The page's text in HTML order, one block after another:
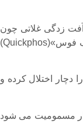
زدگی غلاتی چون
برنج استفاده می شود، به نام های تجاری مختلفی همچون «کوئیک فوس»(Quickphos)
اختلال کرده و
مسمومیت می شود